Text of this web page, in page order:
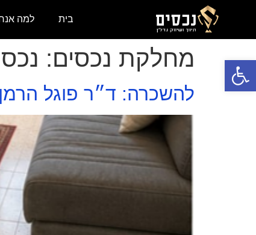
פתח סרגל נגישות
בית למה
מחלקת נכסים:
להשכרה: ד״ר פוגל הרמן 11 פתח תקווה